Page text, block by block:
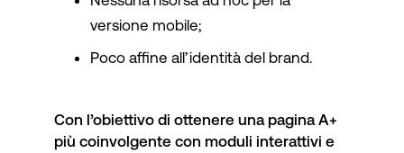
versione mobile;
Poco affine all’identità del brand.
Con l’obiettivo di ottenere una pagina A+
più coinvolgente con moduli interattivi e